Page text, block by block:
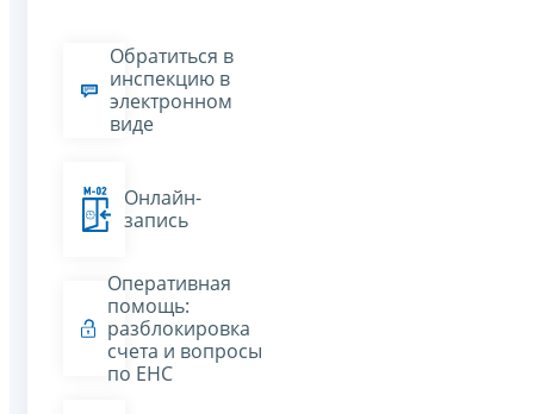
Обратиться в
инспекцию в
электронном
виде
Онлайн-
запись
Оперативная
помощь:
разблокировка
счета и вопросы
по ЕНС